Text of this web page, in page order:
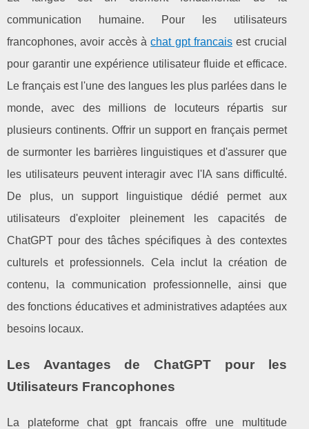
communication humaine. Pour les utilisateurs
francophones, avoir accès àchat gpt francaisest crucial
pour garantir une expérience utilisateur fluide et efficace.
Le français est l'une des langues les plus parlées dans le
monde, avec des millions de locuteurs répartis sur
plusieurs continents. Offrir un support en français permet
de surmonter les barrières linguistiques et d'assurer que
les utilisateurs peuvent interagir avec l'IA sans difficulté.
De plus, un support linguistique dédié permet aux
utilisateurs d'exploiter pleinement les capacités de
ChatGPT pour des tâches spécifiques à des contextes
culturels et professionnels. Cela inclut la création de
contenu, la communication professionnelle, ainsi que
des fonctions éducatives et administratives adaptées aux
besoins locaux.
Les Avantages de ChatGPT pour les
Utilisateurs Francophones
La plateforme chat gpt francais offre une multitude